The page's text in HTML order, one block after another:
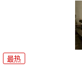
最热